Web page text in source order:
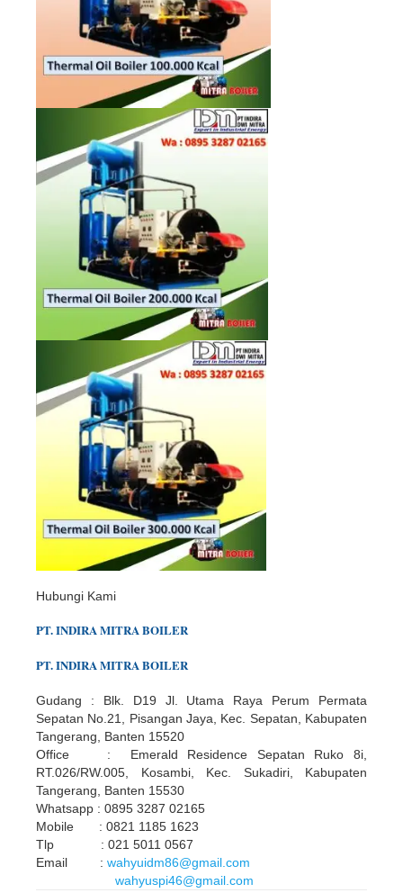
Hubungi Kami
PT.INDIRAMITRA BOILER
PT.INDIRAMITRA BOILER
Gudang : Blk. D19 Jl. Utama Raya Perum Permata
Sepatan No.21, Pisangan Jaya, Kec. Sepatan, Kabupaten
Tangerang, Banten 15520
Office : Emerald Residence Sepatan Ruko 8i,
RT.026/RW.005, Kosambi, Kec. Sukadiri, Kabupaten
Tangerang, Banten 15530
Whatsapp : 0895 3287 02165
Mobile : 0821 1185 1623
Tlp : 021 5011 0567
Email : wahyuidm86@gmail.com
wahyuspi46@gmail.com